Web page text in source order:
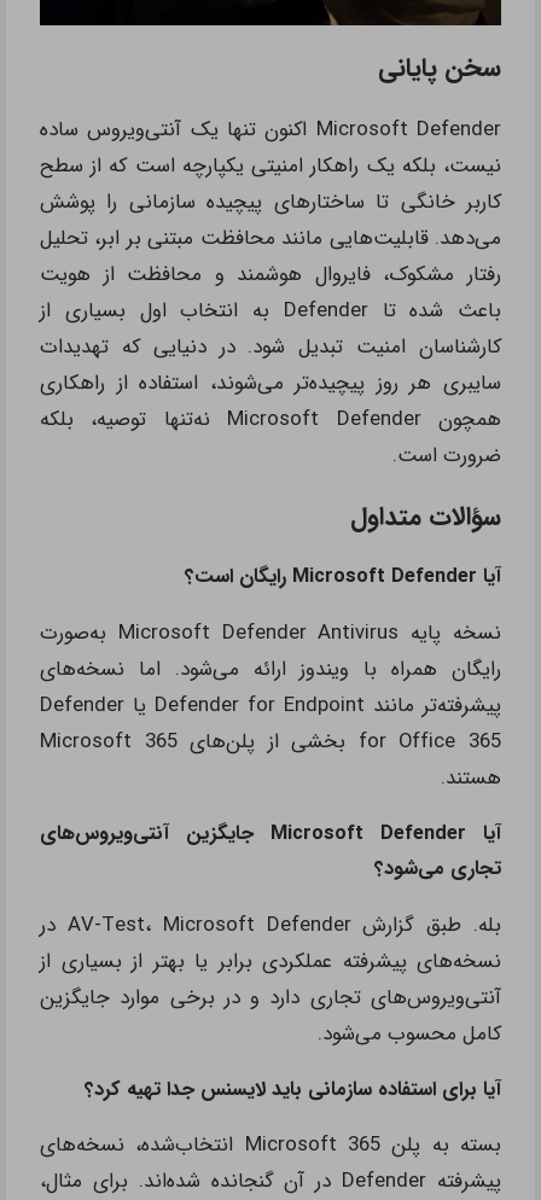
سخن پایانی
Microsoft Defender اکنون تنها یک آنتی‌ویروس ساده
نیست، بلکه یک راهکار امنیتی یکپارچه است که از سطح
کاربر خانگی تا ساختارهای پیچیده سازمانی را پوشش
می‌دهد. قابلیت‌هایی مانند محافظت مبتنی بر ابر، تحلیل
رفتار مشکوک، فایروال هوشمند و محافظت از هویت
باعث شده تا Defender به انتخاب اول بسیاری از
کارشناسان امنیت تبدیل شود. در دنیایی که تهدیدات
سایبری هر روز پیچیده‌تر می‌شوند، استفاده از راهکاری
همچون Microsoft Defender نه‌تنها توصیه، بلکه
ضرورت است.
سؤالات متداول
آیا Microsoft Defender رایگان است؟
نسخه پایه Microsoft Defender Antivirus به‌صورت
رایگان همراه با ویندوز ارائه می‌شود. اما نسخه‌های
پیشرفته‌تر مانند Defender for Endpoint یا Defender
for Office 365 بخشی از پلن‌های Microsoft 365
هستند.
آیا Microsoft Defender جایگزین آنتی‌ویروس‌های
تجاری می‌شود؟
بله. طبق گزارش AV-Test، Microsoft Defender در
نسخه‌های پیشرفته عملکردی برابر یا بهتر از بسیاری از
آنتی‌ویروس‌های تجاری دارد و در برخی موارد جایگزین
کامل محسوب می‌شود.
آیا برای استفاده سازمانی باید لایسنس جدا تهیه کرد؟
بسته به پلن Microsoft 365 انتخاب‌شده، نسخه‌های
پیشرفته Defender در آن گنجانده شده‌اند. برای مثال،